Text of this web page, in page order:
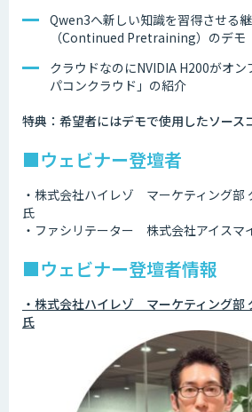
Qwen3へ新しい知識を習得させる
（Continued Pretraining）のデモ​
クラウドなのにNVIDIA H200がオ
パコンクラウド」の紹介
特典：希望者にはデモで使用したソース
■ウェビナー登壇者
・株式会社ハイレゾ マーケティング
氏
・ファシリテーター 株式会社アイス
■ウェビナー登壇者情報
・株式会社ハイレゾ マーケティング
氏